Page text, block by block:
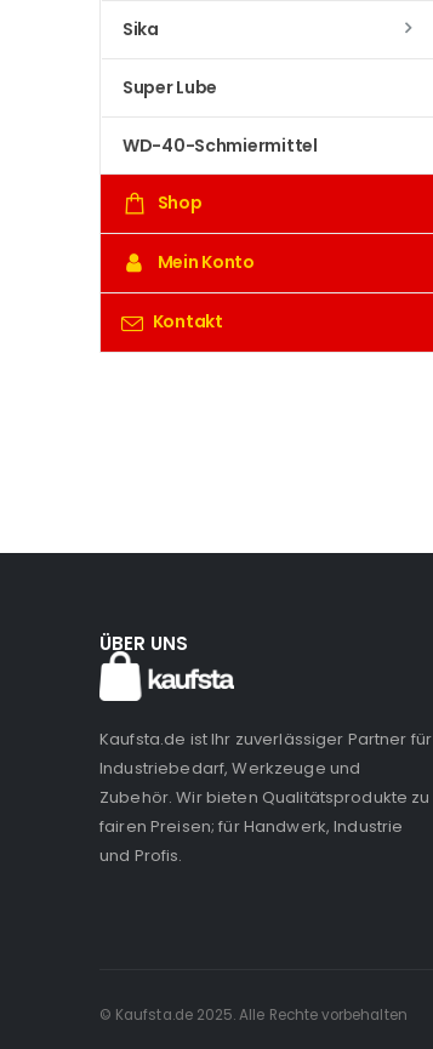
Sika
Super Lube
WD-40-Schmiermittel
Shop
Mein Konto
Kontakt
ÜBER UNS
Kaufsta.de ist Ihr zuverlässiger Partner für
Industriebedarf, Werkzeuge und
Zubehör. Wir bieten Qualitätsprodukte zu
fairen Preisen; für Handwerk, Industrie
und Profis.
© Kaufsta.de 2025. Alle Rechte vorbehalten